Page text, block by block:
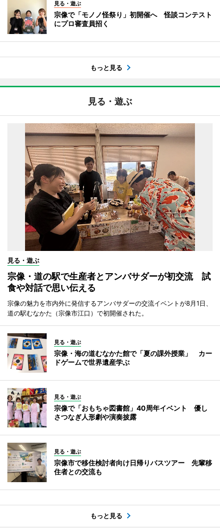
見る・遊ぶ
宗像で「モノノ怪祭り」初開催へ 怪談コンテスト
にプロ審査員招く
もっと見る
見る・遊ぶ
見る・遊ぶ
宗像・道の駅で生産者とアンバサダーが初交流 試
食や対話で思い伝える
宗像の魅力を市内外に発信するアンバサダーの交流イベントが8月1日、
道の駅むなかた（宗像市江口）で初開催された。
見る・遊ぶ
宗像・海の道むなかた館で「夏の課外授業」 カー
ドゲームで世界遺産学ぶ
見る・遊ぶ
宗像で「おもちゃ図書館」40周年イベント 優し
さつなぎ人形劇や演奏披露
見る・遊ぶ
宗像市で移住検討者向け日帰りバスツアー 先輩移
住者との交流も
もっと見る